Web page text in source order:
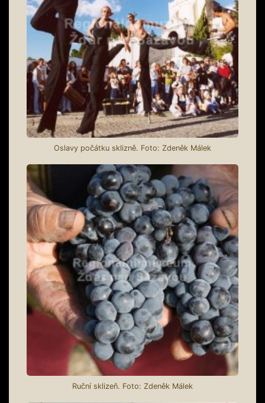
Oslavy počátku sklizně. Foto: Zdeněk Málek
Ruční sklizeň. Foto: Zdeněk Málek